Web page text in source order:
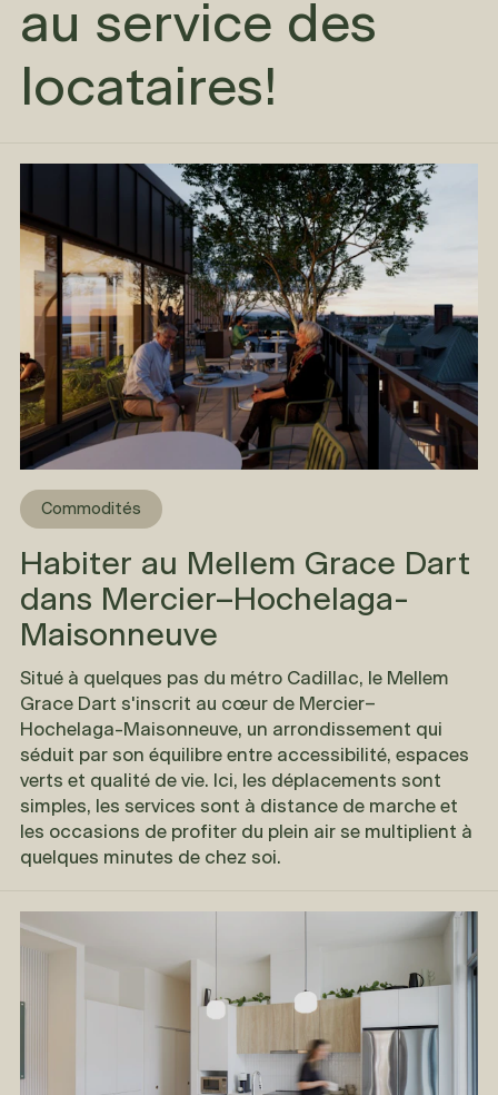
au service des
locataires!
Commodités
Habiter au Mellem Grace Dart
dans Mercier–Hochelaga-
Maisonneuve
Situé à quelques pas du métro Cadillac, le Mellem
Grace Dart s'inscrit au cœur de Mercier–
Hochelaga-Maisonneuve, un arrondissement qui
séduit par son équilibre entre accessibilité, espaces
verts et qualité de vie. Ici, les déplacements sont
simples, les services sont à distance de marche et
les occasions de profiter du plein air se multiplient à
quelques minutes de chez soi.